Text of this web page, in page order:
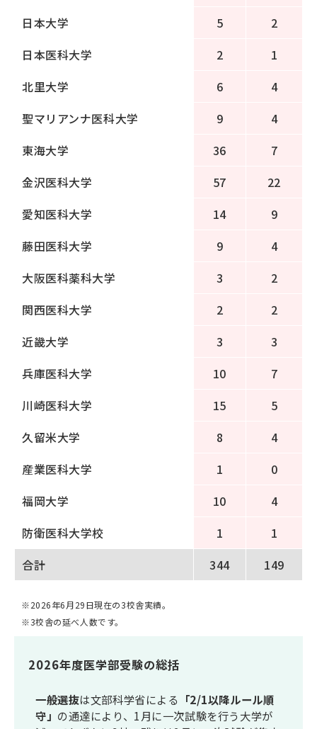
日本大学
5
2
日本医科大学
2
1
北里大学
6
4
聖マリアンナ医科大学
9
4
東海大学
36
7
金沢医科大学
57
22
愛知医科大学
14
9
藤田医科大学
9
4
大阪医科薬科大学
3
2
関西医科大学
2
2
近畿大学
3
3
兵庫医科大学
10
7
川崎医科大学
15
5
久留米大学
8
4
産業医科大学
1
0
福岡大学
10
4
防衛医科大学校
1
1
合計
344 149
※2026年6月29日現在の3校舎実績。
※3校舎の延べ人数です。
2026年度医学部受験の総括
一般選抜は文部科学省による 「2/1以降ルール順
守」 の通達により、1月に一次試験を行う大学が